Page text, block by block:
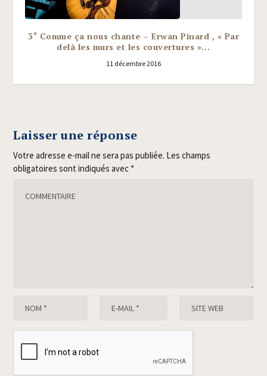
3 e Comme ça nous chante – Erwan Pinard , « Par
delà les murs et les couvertures »…
11 décembre 2016
Laisser une réponse
Votre adresse e-mail ne sera pas publiée. Les champs
obligatoires sont indiqués avec *